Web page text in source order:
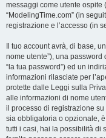
messaggi come utente ospite
“ModelingTime.com” (in
registrazione e l’accesso (in
Il tuo account avrà, di base,
nome utente”), una
“la tua password”) ed un
informazioni rilasciate per
protette dalle Leggi sulla
alle informazioni di nome
il processo di registrazione
sia obbligatoria o opzionale,
tutti i casi, hai la possibilità di